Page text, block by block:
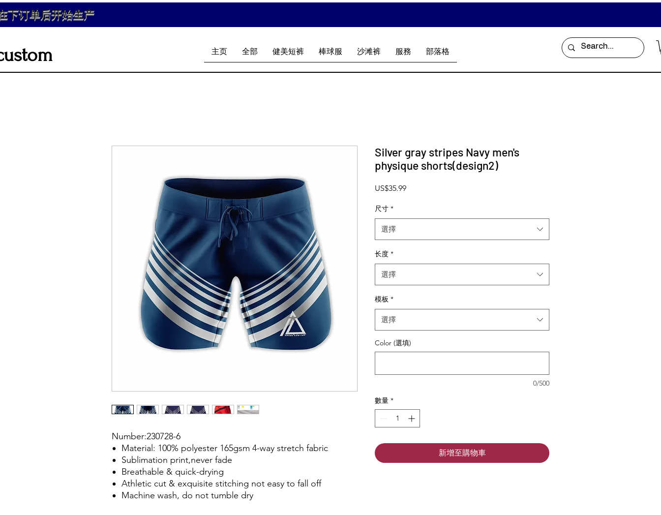
下订单后开始生产
主页 全部 健美短裤 棒球服 沙滩裤 服務 部落格
Number:230728-6
Material: 100% polyester 165gsm 4-way stretch fabric
Sublimation print,never fade
Breathable & quick-drying
Athletic cut & exquisite stitching not easy to fall off
Machine wash, do not tumble dry
Silver gray stripes Navy men's
physique shorts(design2)
US$35.99價格
尺寸 *
選擇
长度 *
選擇
模板 *
選擇
Color (選填)
0/500
數量 *
新增至購物車